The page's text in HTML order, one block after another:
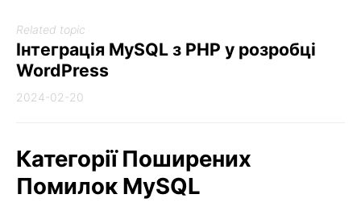
Related topic
Інтеграція MySQL з PHP у розробці
WordPress
2024-02-20
Категорії Поширених
Помилок MySQL